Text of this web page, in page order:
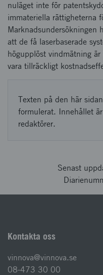
nuläget inte för
immateriella rättigheterna
Marknadsundersökningen
att de få laserbaserade
högupplöst vindmätning
vara tillräckligt
Texten på den här
formulerat. Innehållet
redaktörer.
Senast
Kontakta oss
vinnova@vinnova.se
08-473 30 00